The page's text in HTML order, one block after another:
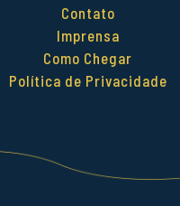
Contato
Imprensa
Como Chegar
Política de Privacidade